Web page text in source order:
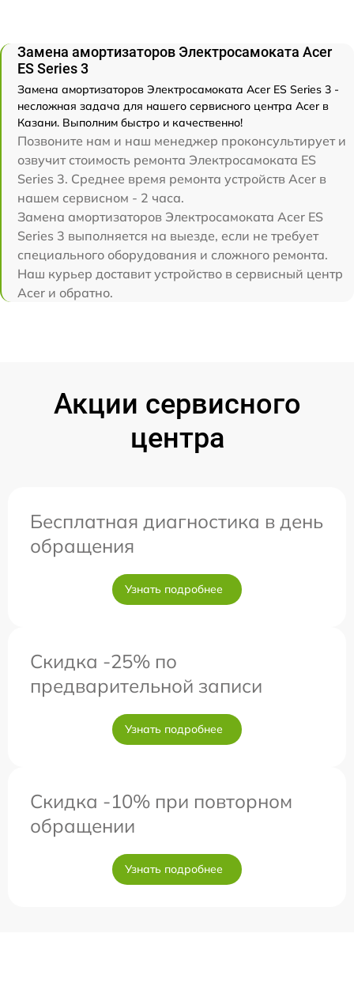
Замена амортизаторов Электросамоката Acer
ES Series 3
Замена амортизаторов Электросамоката Acer ES Series 3 -
несложная задача для нашего сервисного центра Acer в
Казани. Выполним быстро и качественно!
Позвоните нам и наш менеджер проконсультирует и
озвучит стоимость ремонта Электросамоката ES
Series 3. Среднее время ремонта устройств Acer в
нашем сервисном - 2 часа.
Замена амортизаторов Электросамоката Acer ES
Series 3 выполняется на выезде, если не требует
специального оборудования и сложного ремонта.
Наш курьер доставит устройство в сервисный центр
Acer и обратно.
Акции сервисного
центра
Бесплатная диагностика в день
обращения
Узнать подробнее
Скидка -25% по
предварительной записи
Узнать подробнее
Скидка -10% при повторном
обращении
Узнать подробнее